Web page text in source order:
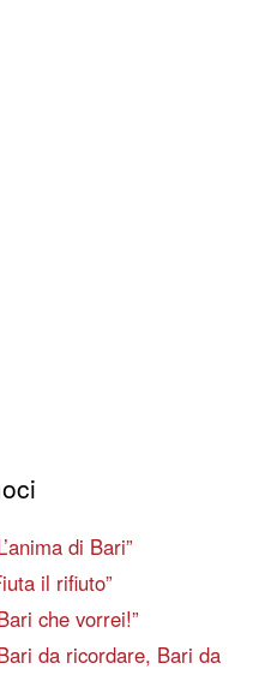
di Bari”
il rifiuto”
che vorrei!”
da ricordare, Bari da